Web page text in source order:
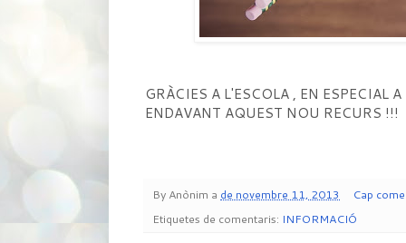
GRÀCIES A L'ESCOLA , EN ESPECIAL
ENDAVANT AQUEST NOU RECURS !!!
By Anònim a de novembre 11, 2013
Cap
Etiquetes de comentaris: INFORMACIÓ